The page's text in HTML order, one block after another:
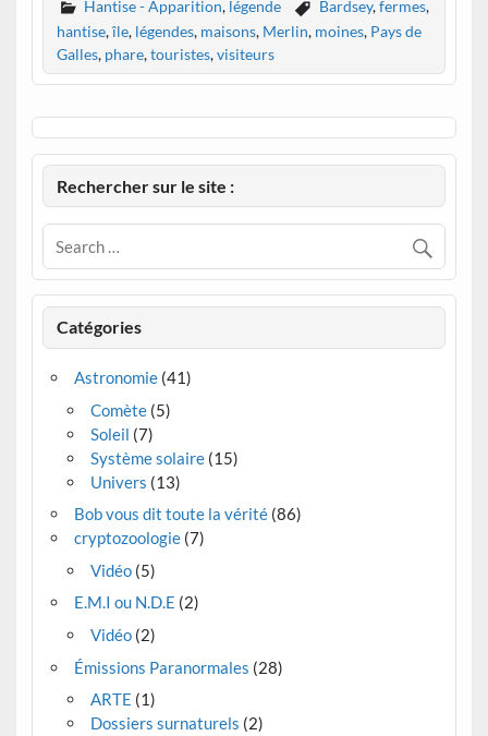
Hantise - Apparition, légende Bardsey,fermes,
hantise,île, légendes, maisons, Merlin, moines, Pays de
Galles, phare,touristes,visiteurs
Rechercher sur le site :
Catégories
Astronomie(41)
Comète(5)
Soleil (7)
Système solaire(15)
Univers (13)
Bob vous dit toute la vérité(86)
cryptozoologie(7)
Vidéo(5)
E.M.I ou N.D.E (2)
Vidéo(2)
Émissions Paranormales (28)
ARTE (1)
Dossiers surnaturels (2)